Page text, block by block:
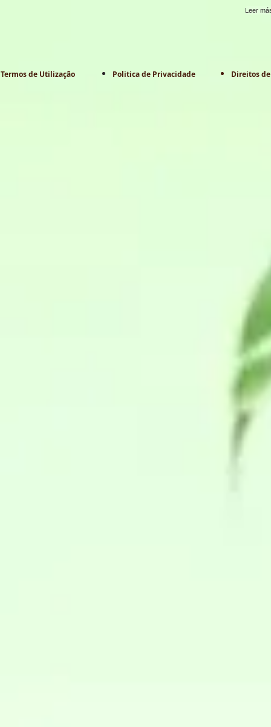
Leer
Termos de Utilização Politica de Privacidade Direitos